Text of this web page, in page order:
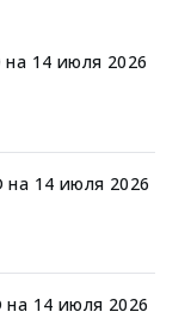
на 14 июля 2026
на 14 июля 2026
на 14 июля 2026